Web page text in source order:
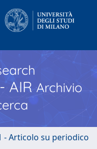
- AIR Archivio
- Articolo su periodico